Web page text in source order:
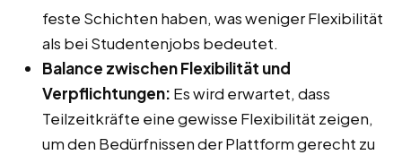
feste Schichten haben, was weniger Flexibilität
als bei Studentenjobs bedeutet.
Balance zwischen Flexibilität und
Verpflichtungen: Es wird erwartet, dass
Teilzeitkräfte eine gewisse Flexibilität zeigen,
um den Bedürfnissen der Plattform gerecht zu